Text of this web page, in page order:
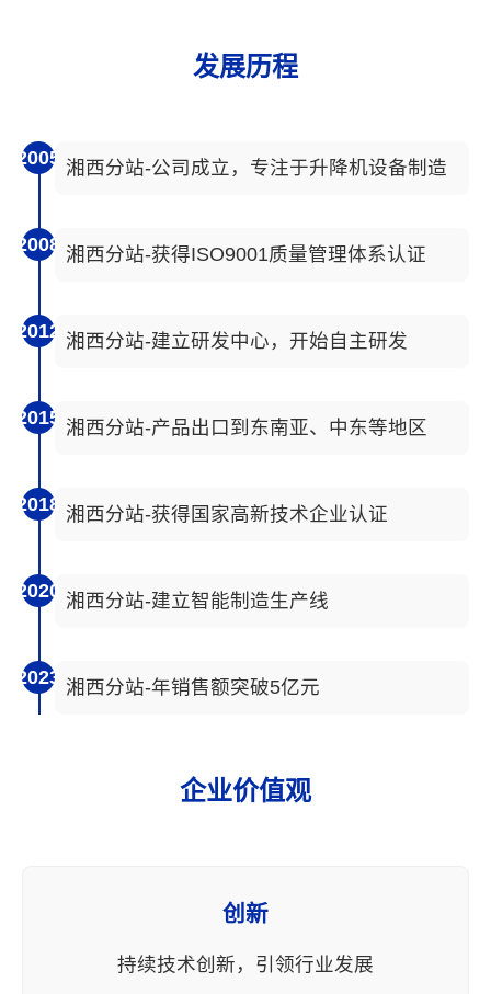
发展历程
2005 湘西分站-公司成立，专注于升降机设备制造
2008 湘西分站-获得ISO9001质量管理体系认证
2012 湘西分站-建立研发中心，开始自主研发
2015 湘西分站-产品出口到东南亚、中东等地区
2018 湘西分站-获得国家高新技术企业认证
2020 湘西分站-建立智能制造生产线
2023 湘西分站-年销售额突破5亿元
企业价值观
创新
持续技术创新，引领行业发展